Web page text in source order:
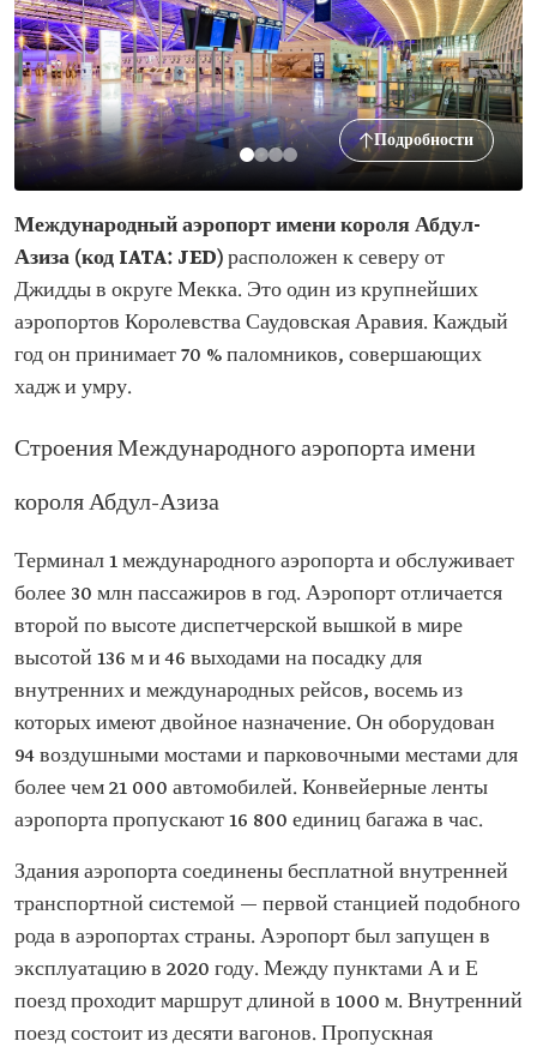
Подробности
Международный аэропорт имени короля Абдул-
Азиза (код IATA: JED)расположен к северу от
Джидды в округе Мекка. Это один из крупнейших
аэропортов Королевства Саудовская Аравия. Каждый
год он принимает 70 % паломников, совершающих
хадж и умру.
Строения Международного аэропорта имени
короля Абдул-Азиза
Терминал 1 международного аэропорта и обслуживает
более 30 млн пассажиров в год. Аэропорт отличается
второй по высоте диспетчерской вышкой в мире
высотой 136 м и 46 выходами на посадку для
внутренних и международных рейсов, восемь из
которых имеют двойное назначение. Он оборудован
94 воздушными мостами и парковочными местами для
более чем 21 000 автомобилей. Конвейерные ленты
аэропорта пропускают 16 800 единиц багажа в час.
Здания аэропорта соединены бесплатной внутренней
транспортной системой — первой станцией подобного
рода в аэропортах страны. Аэропорт был запущен в
эксплуатацию в 2020 году. Между пунктами А и Е
поезд проходит маршрут длиной в 1000 м. Внутренний
поезд состоит из десяти вагонов. Пропускная